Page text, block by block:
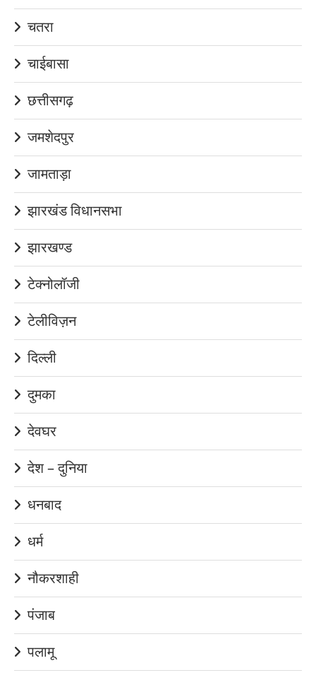
चतरा
चाईबासा
छत्तीसगढ़
जमशेदपुर
जामताड़ा
झारखंड विधानसभा
झारखण्ड
टेक्नोलॉजी
टेलीविज़न
दिल्ली
दुमका
देवघर
देश – दुनिया
धनबाद
धर्म
नौकरशाही
पंजाब
पलामू